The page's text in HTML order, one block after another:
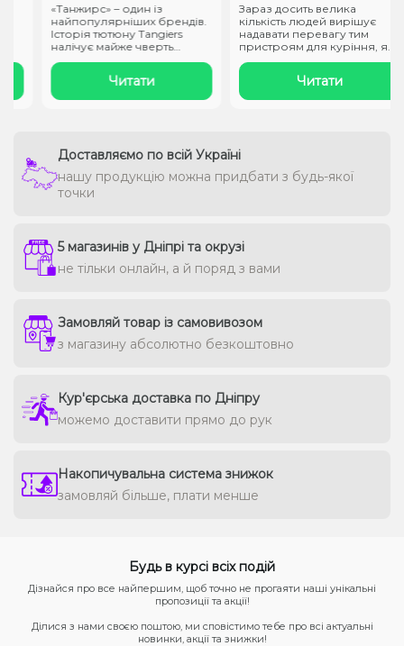
«Танжирс» – один із
найпопулярніших брендів.
Історія тютюну Tangiers
налічує майже чверть
Читати
Зараз досить велика
кількість людей вирішує
надавати перевагу тим
пристроям для куріння, які
Читати
Доставляємо по всій Україні
нашу продукцію можна придбати з будь-якої
точки
5 магазинів у Дніпрі та окрузі
не тільки онлайн, а й поряд з вами
Замовляй товар із самовивозом
з магазину абсолютно безкоштовно
Кур'єрська доставка по Дніпру
можемо доставити прямо до рук
Накопичувальна система знижок
замовляй більше, плати менше
Будь в курсі всіх подій
Дізнайся про все найпершим, щоб точно не прогаяти наші унікальні
пропозиції та акції!
Ділися з нами своєю поштою, ми сповістимо тебе про всі актуальні
новинки, акції та знижки!